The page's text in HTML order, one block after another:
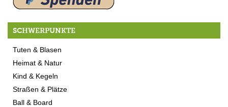
SCHWERPUNKTE
Tuten & Blasen
Heimat & Natur
Kind & Kegeln
Straßen & Plätze
Ball & Board